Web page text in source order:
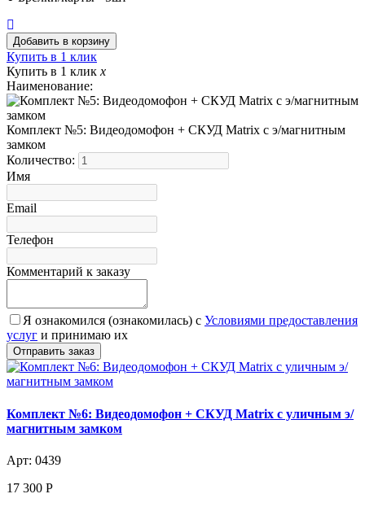
Купить в 1 клик
Купить в 1 клик x
Наименование:
Комплект №5: Видеодомофон + СКУД Matrix с э/магнитным
замком
Количество:
Имя
Email
Телефон
Комментарий к заказу
Я ознакомился (ознакомилась) с Условиями предоставления
услуг и принимаю их
Комплект №6: Видеодомофон + СКУД Matrix с уличным э/
магнитным замком
Арт: 0439
17 300 Р